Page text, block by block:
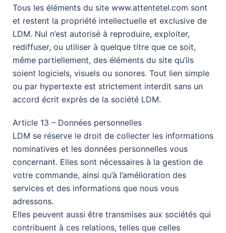
Tous les éléments du site www.attentetel.com sont
et restent la propriété intellectuelle et exclusive de
LDM. Nul n’est autorisé à reproduire, exploiter,
rediffuser, ou utiliser à quelque titre que ce soit,
même partiellement, des éléments du site qu’ils
soient logiciels, visuels ou sonores. Tout lien simple
ou par hypertexte est strictement interdit sans un
accord écrit exprès de la société LDM.
Article 13 – Données personnelles
LDM se réserve le droit de collecter les informations
nominatives et les données personnelles vous
concernant. Elles sont nécessaires à la gestion de
votre commande, ainsi qu’à l’amélioration des
services et des informations que nous vous
adressons.
Elles peuvent aussi être transmises aux sociétés qui
contribuent à ces relations, telles que celles